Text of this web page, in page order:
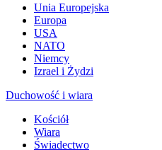
Unia Europejska
Europa
USA
NATO
Niemcy
Izrael i Żydzi
Duchowość i wiara
Kościół
Wiara
Świadectwo